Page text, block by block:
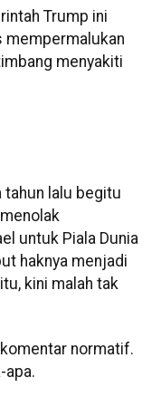
Trump ini
mempermalukan
menyakiti
tahun lalu begitu
untuk Piala Dunia
haknya menjadi
kini malah tak
normatif.
apa.